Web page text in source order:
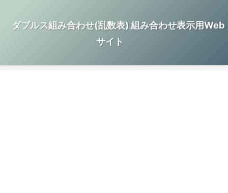
ダブルス組み合わせ(乱数表) 組み合わせ表示用Web
サイト